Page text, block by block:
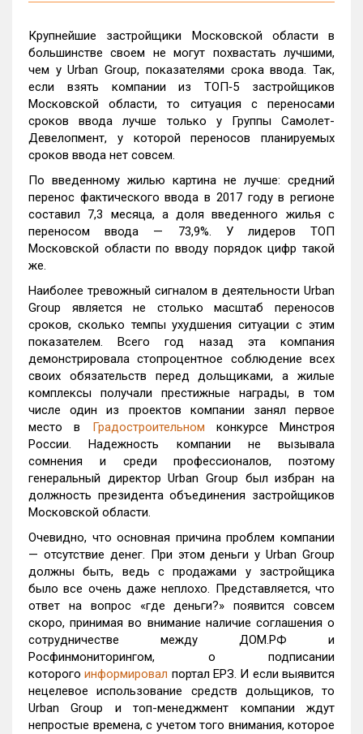
Крупнейшие застройщики Московской области в
большинстве своем не могут похвастать лучшими,
чем у Urban Group, показателями срока ввода. Так,
если взять компании из ТОП‑5 застройщиков
Московской области, то ситуация с переносами
сроков ввода лучше только у Группы Самолет-
Девелопмент, у которой переносов планируемых
сроков ввода нет совсем.
По введенному жилью картина не лучше: средний
перенос фактического ввода в 2017 году в регионе
составил 7,3 месяца, а доля введенного жилья с
переносом ввода — 73,9%. У лидеров ТОП
Московской области по вводу порядок цифр такой
же.
Наиболее тревожный сигналом в деятельности Urban
Group является не столько масштаб переносов
сроков, сколько темпы ухудшения ситуации с этим
показателем. Всего год назад эта компания
демонстрировала стопроцентное соблюдение всех
своих обязательств перед дольщиками, а жилые
комплексы получали престижные награды, в том
числе один из проектов компании занял первое
место в
Градостроительном конкурсе Минстроя
России. Надежность компании не вызывала
сомнения и среди профессионалов, поэтому
генеральный директор Urban Group был избран на
должность президента объединения застройщиков
Московской области.
Очевидно, что основная причина проблем компании
— отсутствие денег. При этом деньги у Urban Group
должны быть, ведь с продажами у застройщика
было все очень даже неплохо. Представляется, что
ответ на вопрос «где деньги?» появится совсем
скоро, принимая во внимание наличие соглашения о
сотрудничестве между ДОМ.РФ и
Росфинмониторингом, о подписании
которогоинформировал портал ЕРЗ. И если выявится
нецелевое использование средств дольщиков, то
Urban Group и топ-менеджмент компании ждут
непростые времена, с учетом того внимания, которое